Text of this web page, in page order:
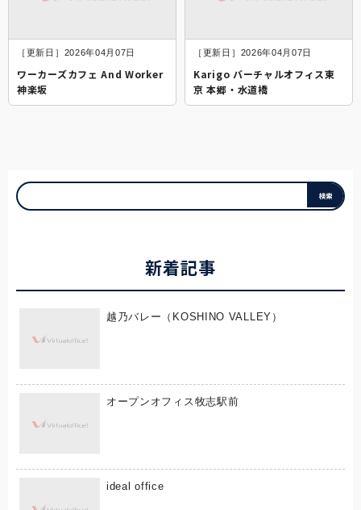
［更新日］2026年04月07日
ワーカーズカフェ And Worker
神楽坂
［更新日］2026年04月07日
Karigo バーチャルオフィス東
京 本郷・水道橋
新着記事
越乃バレー（KOSHINO VALLEY）
オープンオフィス牧志駅前
ideal office